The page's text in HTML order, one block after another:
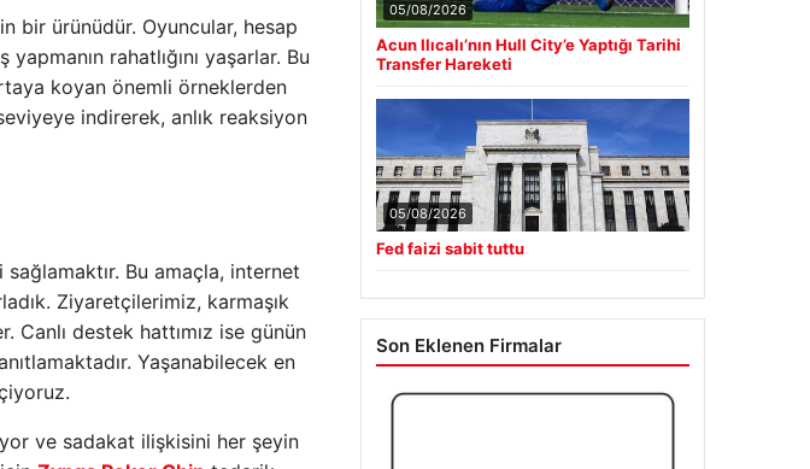
bir ürünüdür. Oyuncular, hesap
rahatlığını yaşarlar. Bu
koyan önemli örneklerden
indirerek, anlık reaksiyon
sağlamaktır. Bu amaçla, internet
Ziyaretçilerimiz, karmaşık
Canlı destek hattımız ise günün
Yaşanabilecek en
ve sadakat ilişkisini her şeyin
05/08/2026
Acun Ilıcalı’nın Hull City’e Yaptığı Tarihi
Transfer Hareketi
05/08/2026
Fed faizi sabit tuttu
Son Eklenen Firmalar